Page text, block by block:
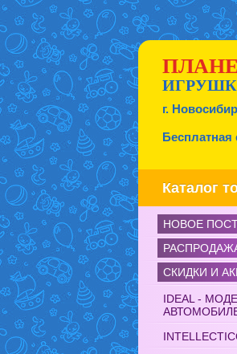
г.
Бесплатная
Каталог
НОВОЕ
СКИДКИ И
IDEAL -